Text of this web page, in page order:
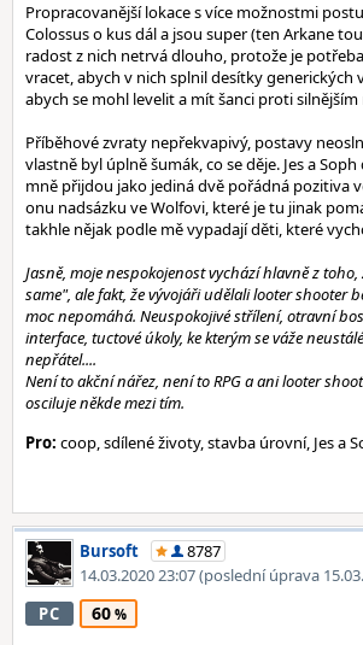
Propracovanější lokace s více možnostmi
Colossus o kus dál a jsou super (ten Arkane
radost z nich netrvá dlouho, protože je
vracet, abych v nich splnil desítky generických
abych se mohl levelit a mít šanci proti
Příběhové zvraty nepřekvapivý, postavy
vlastně byl úplně šumák, co se děje. Jes a
mně přijdou jako jediná dvě pořádná pozitiva
onu nadsázku ve Wolfovi, které je tu jinak
takhle nějak podle mě vypadají děti, které
Jasně, moje nespokojenost vychází hlavně z
same", ale fakt, že vývojáři udělali looter shooter
moc nepomáhá. Neuspokojivé střílení, otravní
interface, tuctové úkoly, ke kterým se váže
nepřátel....
Není to akční nářez, není to RPG a ani looter
osciluje někde mezi tím.
Pro: coop, sdílené životy, stavba úrovní, Jes a
Bursoft
8787
14.03.2020 23:07(poslední úprava
PC 60